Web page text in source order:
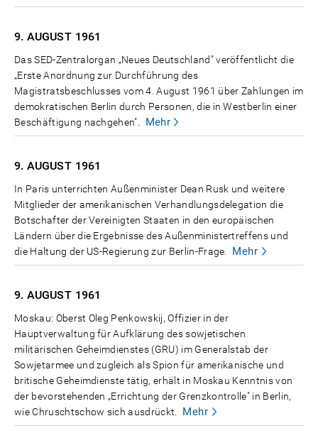
9. AUGUST 1961
Das SED-Zentralorgan „Neues Deutschland" veröffentlicht die
„Erste Anordnung zur Durchführung des
Magistratsbeschlusses vom 4. August 1961 über Zahlungen im
demokratischen Berlin durch Personen, die in Westberlin einer
Beschäftigung nachgehen".
Mehr
9. AUGUST 1961
In Paris unterrichten Außenminister Dean Rusk und weitere
Mitglieder der amerikanischen Verhandlungsdelegation die
Botschafter der Vereinigten Staaten in den europäischen
Ländern über die Ergebnisse des Außenministertreffens und
die Haltung der US-Regierung zur Berlin-Frage.
Mehr
9. AUGUST 1961
Moskau: Oberst Oleg Penkowskij, Offizier in der
Hauptverwaltung für Aufklärung des sowjetischen
militärischen Geheimdienstes (GRU) im Generalstab der
Sowjetarmee und zugleich als Spion für amerikanische und
britische Geheimdienste tätig, erhält in Moskau Kenntnis von
der bevorstehenden „Errichtung der Grenzkontrolle" in Berlin,
wie Chruschtschow sich ausdrückt.
Mehr